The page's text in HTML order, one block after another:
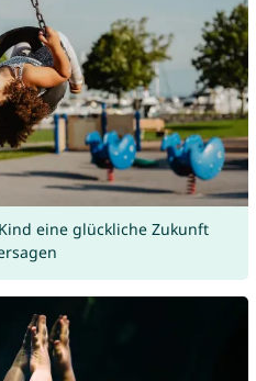
eine glückliche Zukunft